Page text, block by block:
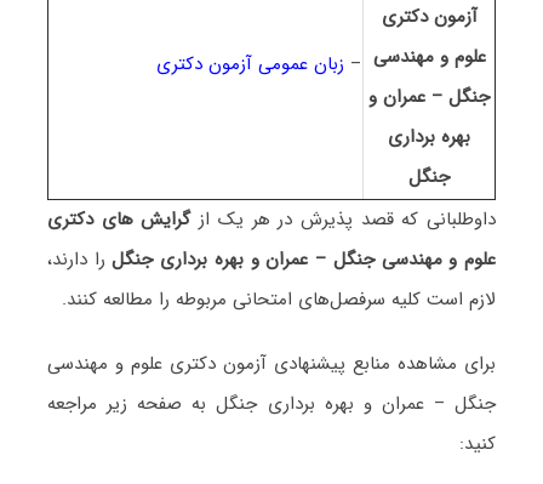
آزمون دکتری
علوم و مهندسی
ﺟﻨﮕﻞ – ﻋﻤﺮان و
ﺑﻬﺮه ﺑﺮداری
ﺟﻨﮕﻞ
– زبان عمومی آزمون دکتری
داوطلبانی که قصد پذیرش در هر یک از گرایش های دکتری
علوم و مهندسی ﺟﻨﮕﻞ – ﻋﻤﺮان و ﺑﻬﺮه ﺑﺮداری ﺟﻨﮕﻞرا دارند،
لازم است کلیه سرفصل‌های امتحانی مربوطه را مطالعه کنند.
برای مشاهده منابع پیشنهادی آزمون دکتری علوم و مهندسی
ﺟﻨﮕﻞ – ﻋﻤﺮان و ﺑﻬﺮه ﺑﺮداری ﺟﻨﮕﻞ به صفحه زیر مراجعه
کنید: